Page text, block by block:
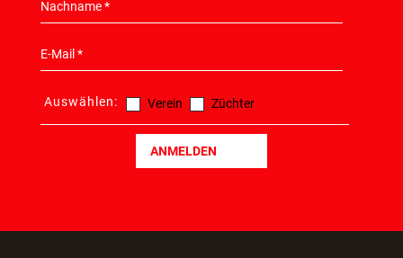
Auswählen: Verein Züchter
ANMELDEN